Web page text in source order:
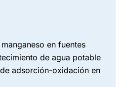
de agua potable
adsorción-oxidación en